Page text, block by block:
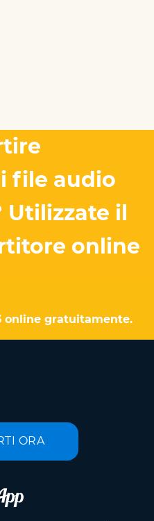
file audio
Utilizzate il
online
online gratuitamente.
ORA